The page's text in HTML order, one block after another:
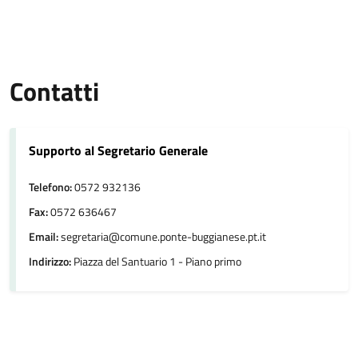
Contatti
Supporto al Segretario Generale
Telefono:0572 932136
Fax:0572 636467
Email:segretaria@comune.ponte-buggianese.pt.it
Indirizzo:Piazza del Santuario 1 - Piano primo